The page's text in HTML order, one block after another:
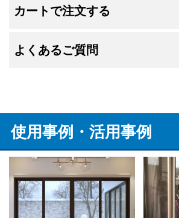
カートで注文する
よくあるご質問
使用事例・活用事例